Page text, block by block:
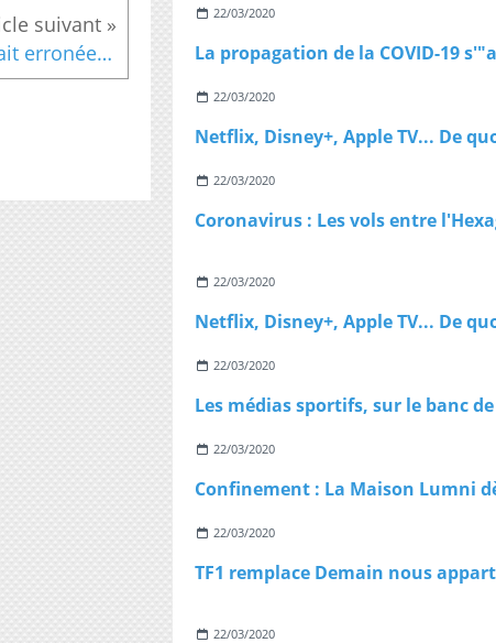
"La polémique était erronée", Mennel revient sur son départ de "The Voice"
22/03/2020
22/03/2020
22/03/2020
22/03/2020
22/03/2020
22/03/2020
22/03/2020
22/03/2020